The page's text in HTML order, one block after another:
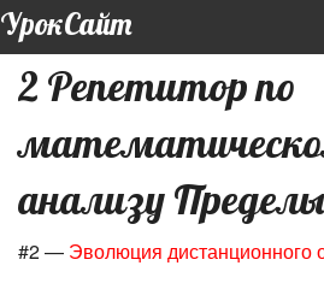
УрокСайт
+7
Главная
2 Репетитор по
анализу Пределы
#2 — Эволюция дистанционного